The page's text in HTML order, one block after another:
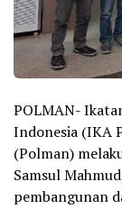
POLMAN-
Indonesia (IKA
(Polman)
Samsul
pembangunan